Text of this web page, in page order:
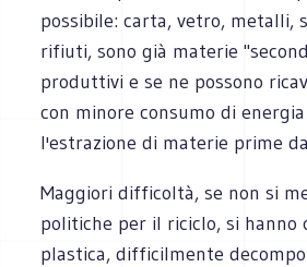
possibile: carta, vetro, metalli,
rifiuti, sono già materie
produttivi e se ne possono
con minore consumo di
l'estrazione di materie prime
Maggiori difficoltà, se non si
politiche per il riciclo, si hanno
plastica, difficilmente